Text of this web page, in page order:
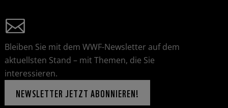
Bleiben Sie mit dem WWF-Newsletter auf dem
aktuellsten Stand – mit Themen, die Sie
interessieren.
NEWSLETTER JETZT ABONNIEREN!